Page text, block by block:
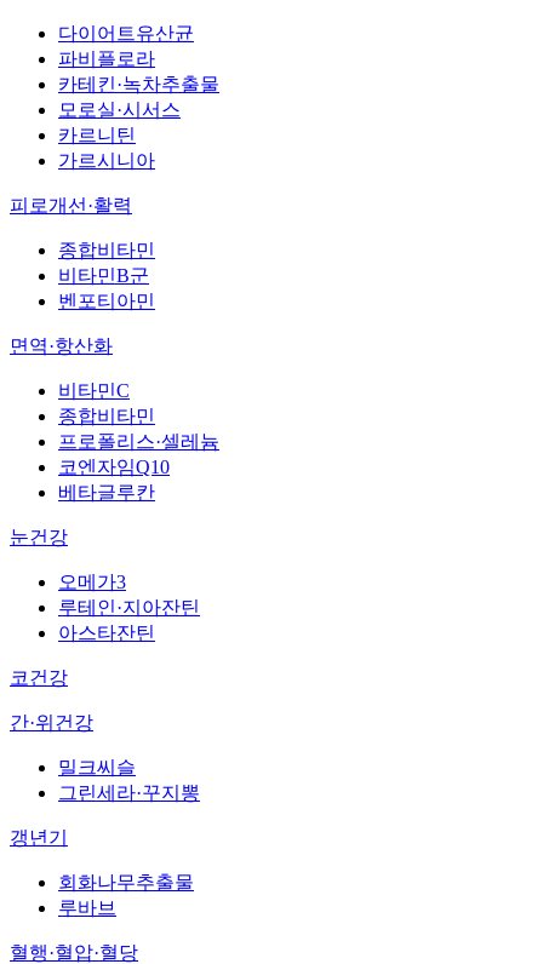
다이어트유산균
파비플로라
카테킨·녹차추출물
모로실·시서스
카르니틴
가르시니아
피로개선·활력
종합비타민
비타민B군
벤포티아민
면역·항산화
비타민C
종합비타민
프로폴리스·셀레늄
코엔자임Q10
베타글루칸
눈건강
오메가3
루테인·지아잔틴
아스타잔틴
코건강
간·위건강
밀크씨슬
그린세라·꾸지뽕
갱년기
회화나무추출물
루바브
혈행·혈압·혈당